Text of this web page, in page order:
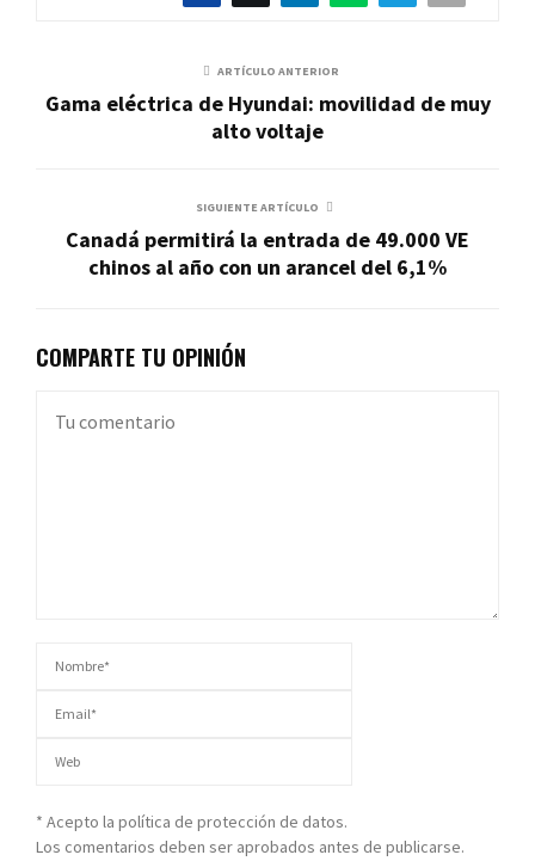
ARTÍCULO ANTERIOR
Gama eléctrica de Hyundai: movilidad de muy
alto voltaje
SIGUIENTE ARTÍCULO
Canadá permitirá la entrada de 49.000 VE
chinos al año con un arancel del 6,1%
COMPARTE TU OPINIÓN
* Acepto la política de protección de datos.
Los comentarios deben ser aprobados antes de publicarse.